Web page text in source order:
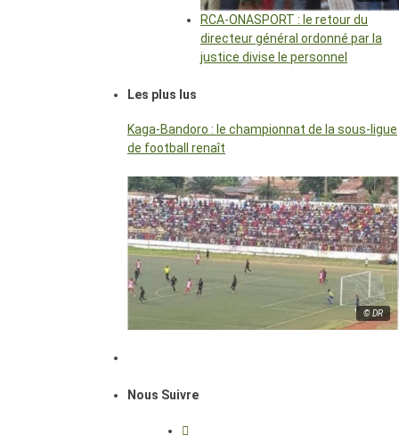
RCA-ONASPORT : le retour du
directeur général ordonné par la
justice divise le personnel
Les plus lus
Kaga-Bandoro : le championnat de la sous-ligue
de football renaît
© DR
Nous Suivre